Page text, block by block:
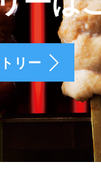
リー